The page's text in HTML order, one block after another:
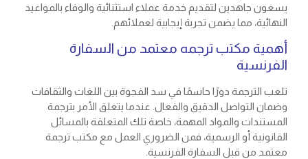
يسعون جاهدين لتقديم خدمة عملاء استثنائية والوفاء بالمواعيد
النهائية، مما يضمن تجربة إيجابية لعملائهم.
أهمية مكتب ترجمه معتمد من السفارة
الفرنسية
تلعب الترجمة دورًا حاسمًا في سد الفجوة بين اللغات والثقافات
وضمان التواصل الدقيق والفعال. عندما يتعلق الأمر بترجمة
المستندات والمواد المهمة، خاصة تلك المتعلقة بالمسائل
القانونية أو الرسمية، فمن الضروري العمل مع مكتب ترجمة
معتمد من قبل السفارة الفرنسية.